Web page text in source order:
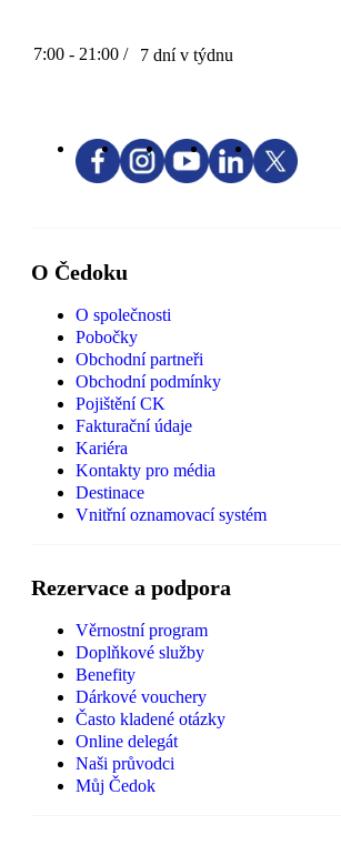
7:00 - 21:00 / 7 dní v týdnu
O Čedoku
O společnosti
Pobočky
Obchodní partneři
Obchodní podmínky
Pojištění CK
Fakturační údaje
Kariéra
Kontakty pro média
Destinace
Vnitřní oznamovací systém
Rezervace a podpora
Věrnostní program
Doplňkové služby
Benefity
Dárkové vouchery
Často kladené otázky
Online delegát
Naši průvodci
Můj Čedok